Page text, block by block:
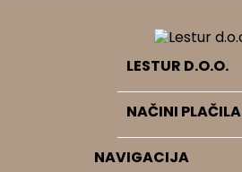
LESTUR D.O.O.
NAČINI PLAČILA
NAVIGACIJA